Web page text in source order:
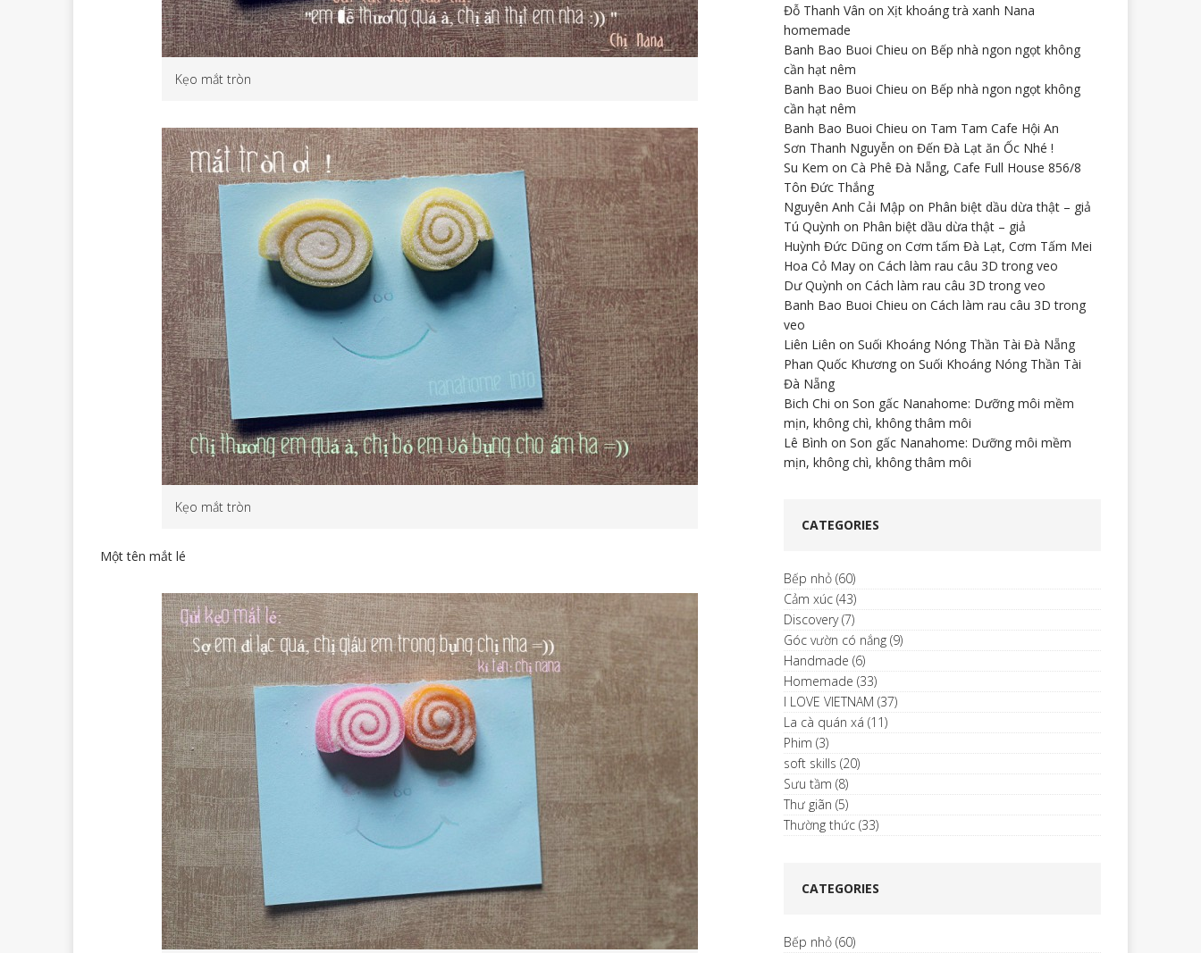
Kẹo mắt tròn
Kẹo mắt tròn
Một tên mắt lé
Đỗ Thanh Vân onXịt khoáng trà xanh Nana
homemade
Banh Bao Buoi Chieu on Bếp nhà ngon ngọt không
cần hạt nêm
Banh Bao Buoi Chieu on Bếp nhà ngon ngọt không
cần hạt nêm
Banh Bao Buoi Chieu on Tam Tam Cafe Hội An
Sơn Thanh Nguyễn onĐến Đà Lạt ăn Ốc Nhé !
Su Kem onCà Phê Đà Nẵng, Cafe Full House 856/8
Tôn Đức Thắng
Nguyên Anh Cải Mập on Phân biệt dầu dừa thật – giả
Tú Quỳnh on Phân biệt dầu dừa thật – giả
Huỳnh Đức Dũng onCơm tấm Đà Lạt, Cơm Tấm Mei
Hoa Cỏ May onCách làm rau câu 3D trong veo
Dư Quỳnh onCách làm rau câu 3D trong veo
Banh Bao Buoi Chieu onCách làm rau câu 3D trong
veo
Liên Liên onSuối Khoáng Nóng Thần Tài Đà Nẵng
Phan Quốc Khương onSuối Khoáng Nóng Thần Tài
Đà Nẵng
Bich Chi onSon gấc Nanahome: Dưỡng môi mềm
mịn, không chì, không thâm môi
Lê Bình onSon gấc Nanahome: Dưỡng môi mềm
mịn, không chì, không thâm môi
CATEGORIES
Bếp nhỏ (60)
Cảm xúc (43)
Discovery(7)
Góc vườn có nắng (9)
Handmade (6)
Homemade (33)
I LOVE VIETNAM (37)
La cà quán xá (11)
Phim (3)
soft skills (20)
Sưu tầm (8)
Thư giãn (5)
Thường thức (33)
CATEGORIES
Bếp nhỏ (60)